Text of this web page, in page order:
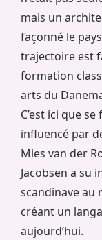
mais un
façonné le
trajectoire est
formation
arts du
C’est ici que
influencé par
Mies van der
Jacobsen a su
scandinave au
créant un
aujourd’hui.